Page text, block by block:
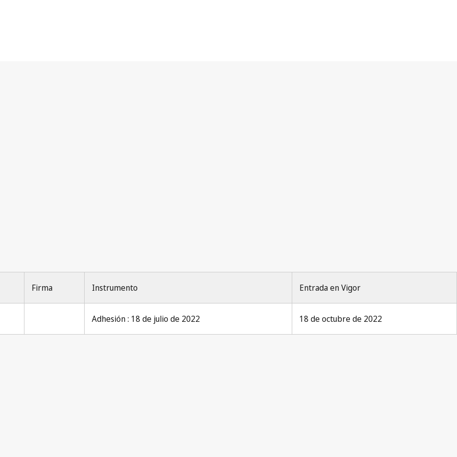
Firma Instrumento Entrada en Vigor
Adhesión : 18 de julio de 2022 18 de octubre de 2022